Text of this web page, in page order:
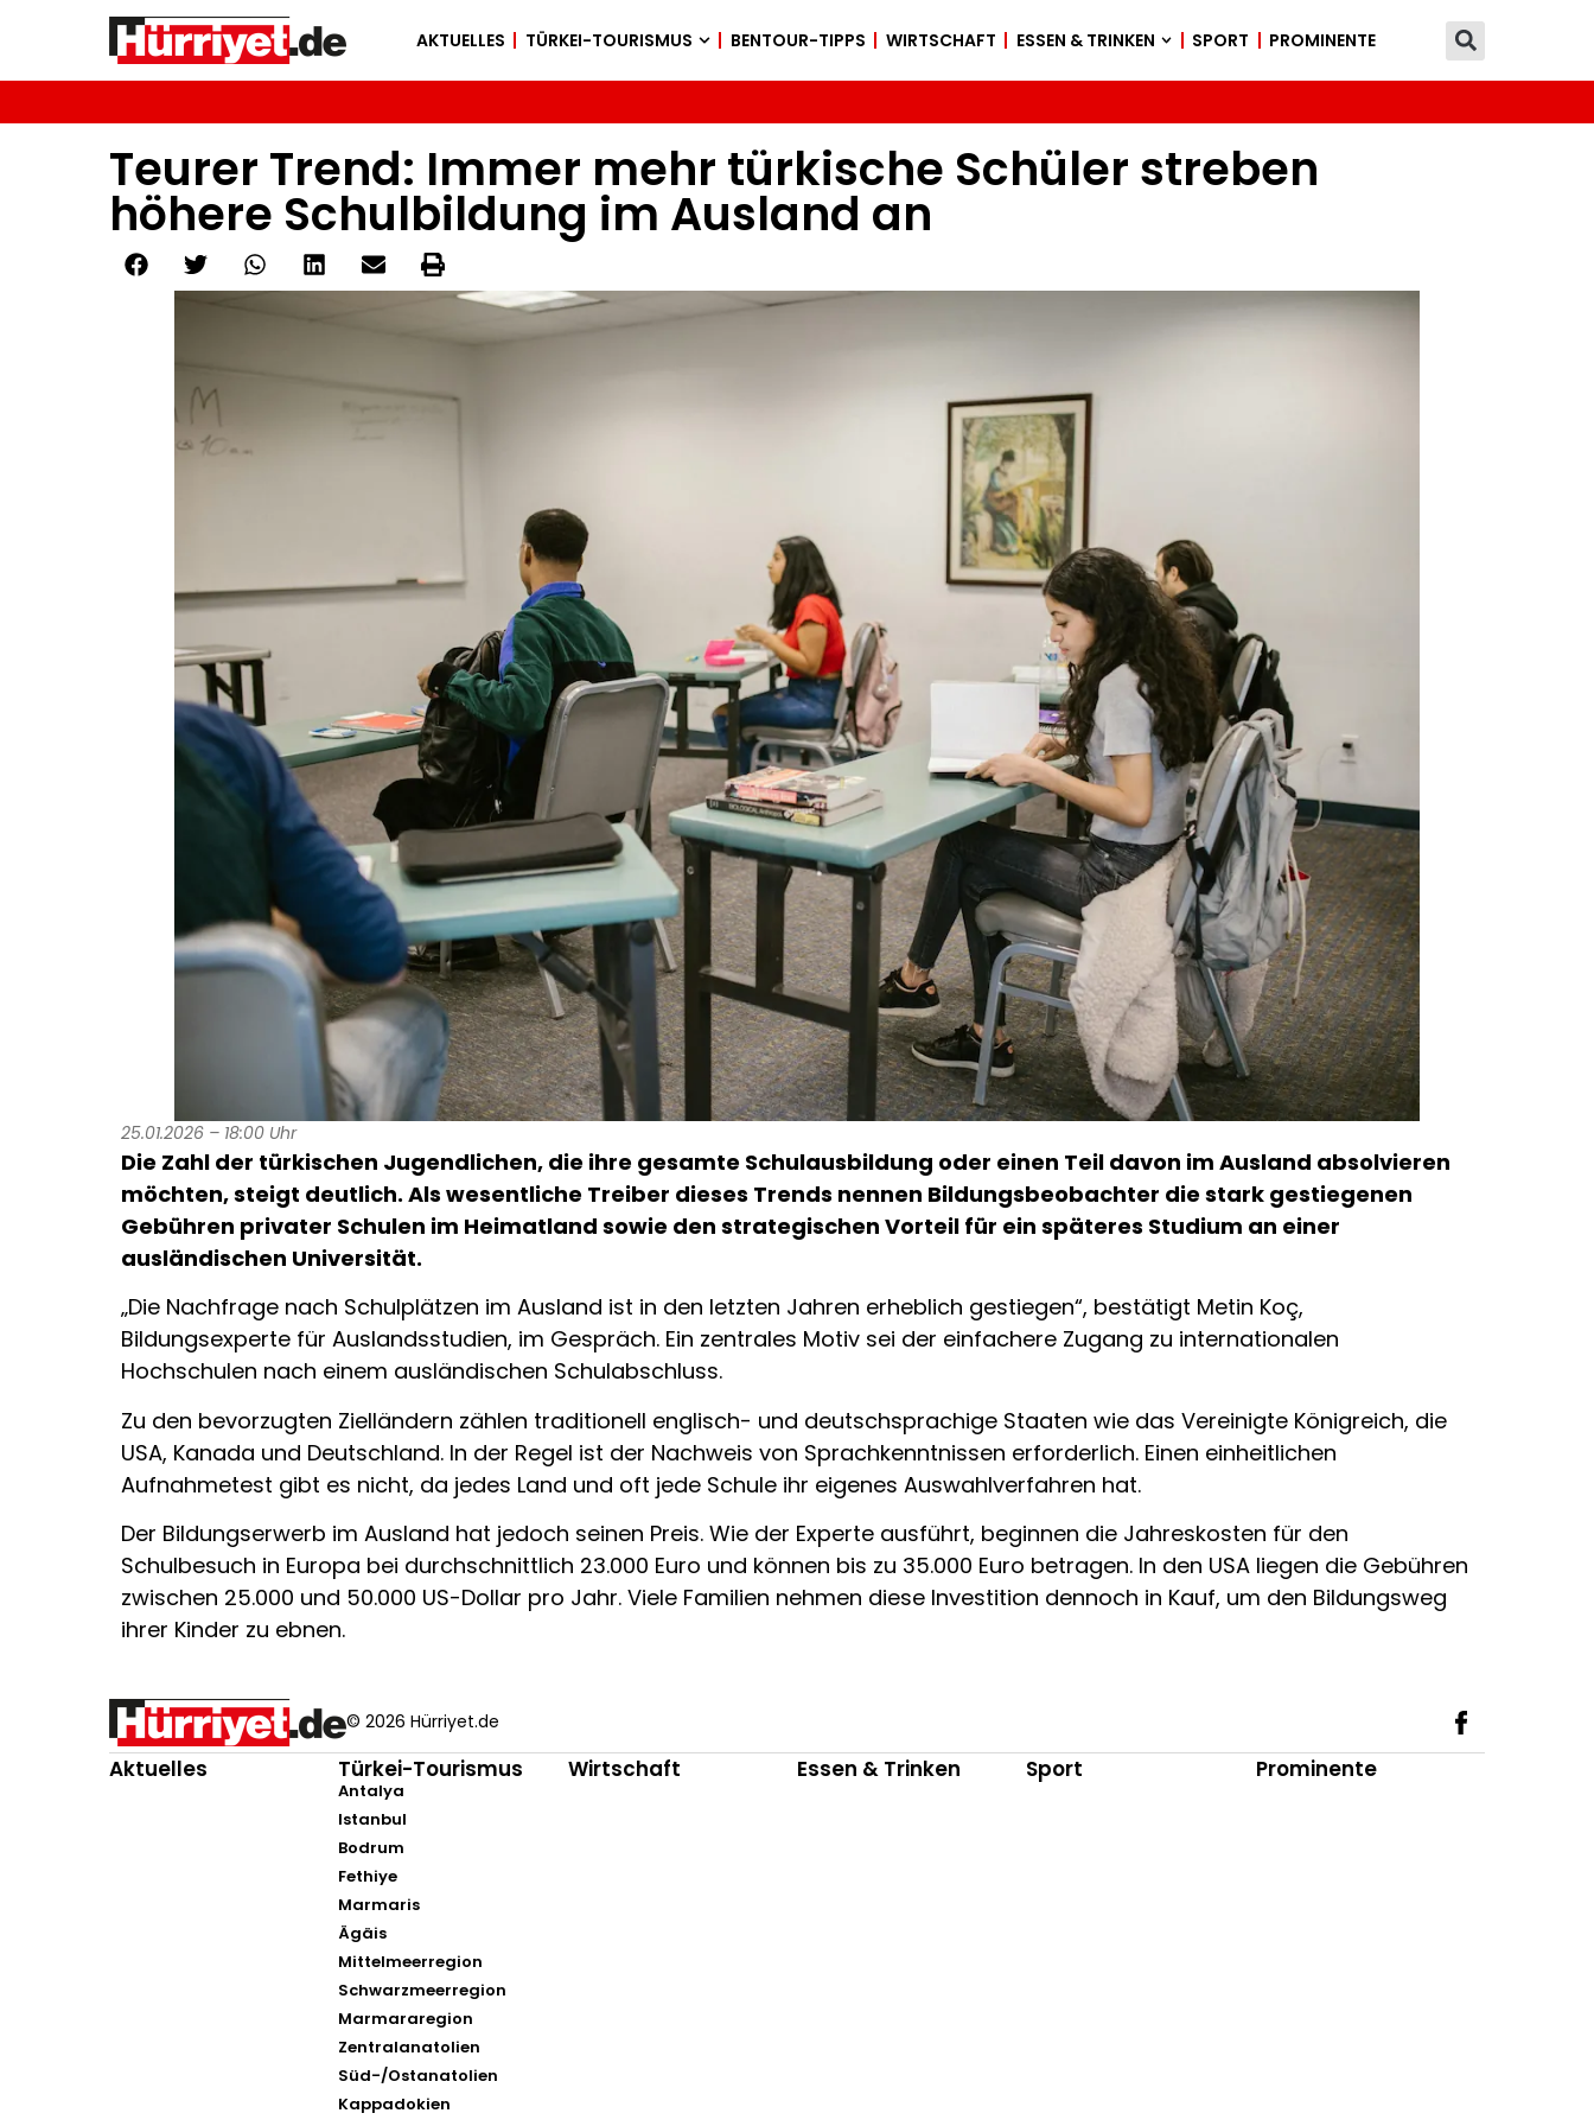
AKTUELLES TÜRKEI-TOURISMUS BENTOUR-TIPPS WIRTSCHAFT ESSEN & TRINKEN SPORT PROMINENTE
Teurer Trend: Immer mehr türkische Schüler streben
höhere Schulbildung im Ausland an
25.01.2026 – 18:00 Uhr
Die Zahl der türkischen Jugendlichen, die ihre gesamte Schulausbildung oder einen Teil davon im Ausland absolvieren
möchten, steigt deutlich. Als wesentliche Treiber dieses Trends nennen Bildungsbeobachter die stark gestiegenen
Gebühren privater Schulen im Heimatland sowie den strategischen Vorteil für ein späteres Studium an einer
ausländischen Universität.
„Die Nachfrage nach Schulplätzen im Ausland ist in den letzten Jahren erheblich gestiegen“, bestätigt Metin Koç,
Bildungsexperte für Auslandsstudien, im Gespräch. Ein zentrales Motiv sei der einfachere Zugang zu internationalen
Hochschulen nach einem ausländischen Schulabschluss.
Zu den bevorzugten Zielländern zählen traditionell englisch- und deutschsprachige Staaten wie das Vereinigte Königreich, die
USA, Kanada und Deutschland. In der Regel ist der Nachweis von Sprachkenntnissen erforderlich. Einen einheitlichen
Aufnahmetest gibt es nicht, da jedes Land und oft jede Schule ihr eigenes Auswahlverfahren hat.
Der Bildungserwerb im Ausland hat jedoch seinen Preis. Wie der Experte ausführt, beginnen die Jahreskosten für den
Schulbesuch in Europa bei durchschnittlich 23.000 Euro und können bis zu 35.000 Euro betragen. In den USA liegen die Gebühren
zwischen 25.000 und 50.000 US-Dollar pro Jahr. Viele Familien nehmen diese Investition dennoch in Kauf, um den Bildungsweg
ihrer Kinder zu ebnen.
© 2026 Hürriyet.de
Aktuelles Türkei-Tourismus
Antalya
Istanbul
Bodrum
Fethiye
Marmaris
Ägäis
Mittelmeerregion
Schwarzmeerregion
Marmararegion
Zentralanatolien
Süd-/Ostanatolien
Kappadokien
Wirtschaft Essen & Trinken Sport Prominente